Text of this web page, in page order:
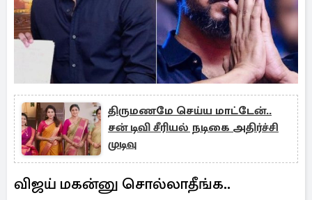
திருமணமே செய்ய மாட்டேன்..
சன் டிவி சீரியல் நடிகை அதிர்ச்சி
முடிவு
விஜய் மகன்னு சொல்லாதீங்க..